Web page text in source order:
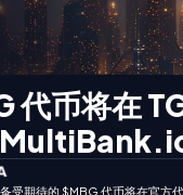
币将在
期待的 $MBG 代币将在官方